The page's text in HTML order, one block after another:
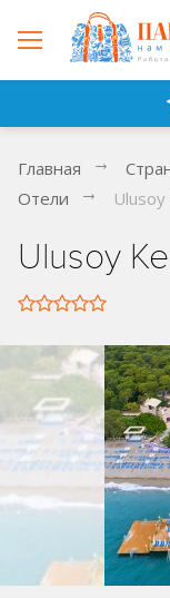
Главная
Отели
Ulusoy